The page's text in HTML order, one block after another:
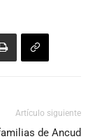
Artículo siguiente
de Ancud